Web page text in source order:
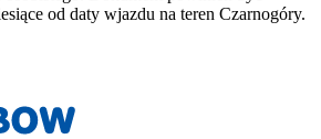
od daty wjazdu na teren Czarnogóry.